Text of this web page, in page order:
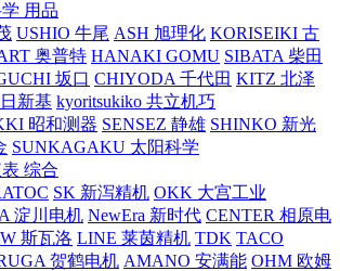
用品
USHIO 牛尾 ASH 旭理化 KORISEIKI 古
奥普特 HANAKI GOMU SIBATA 柴田
坂口 CHIYODA 千代田 KITZ 北泽
新基 kyoritsukiko 共立机巧
昭和测器 SENSEZ 静雄 SHINKO 新光
SUNKAGAKU 太阳科学
综合
SK 新泻精机 OKK 大宫工业
淀川电机 NewEra 新时代 CENTER 相原电
斯瓦洛 LINE 莱茵精机 TDK TACO
贺鹤电机 AMANO 安满能 OHM 欧姆